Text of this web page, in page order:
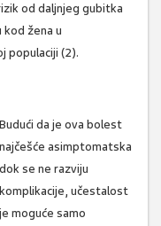
od daljnjeg gubitka
žena u
populaciji (2).
Budući da je ova bolest
najčešće asimptomatska
dok se ne razviju
komplikacije, učestalost
je moguće samo